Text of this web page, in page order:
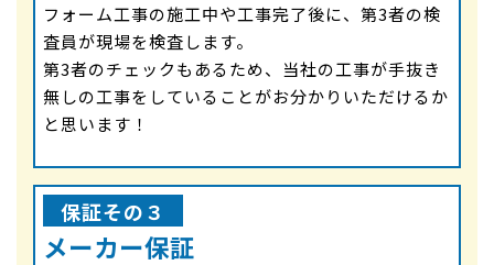
フォーム工事の施工中や工事完了後に、第3者の検
査員が現場を検査します。
第3者のチェックもあるため、当社の工事が手抜き
無しの工事をしていることがお分かりいただけるか
と思います！
保証その３
メーカー保証